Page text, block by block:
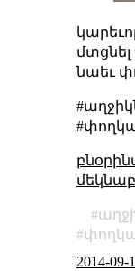
նաեւ
2014-09-